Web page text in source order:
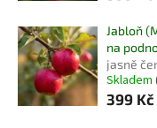
Jabloň
na
jasně
Skladem
399 Kč